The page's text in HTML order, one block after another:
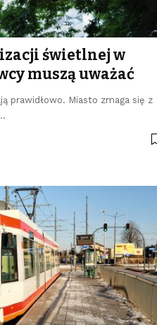
świetlnej w
muszą uważać
prawidłowo. Miasto zmaga się z